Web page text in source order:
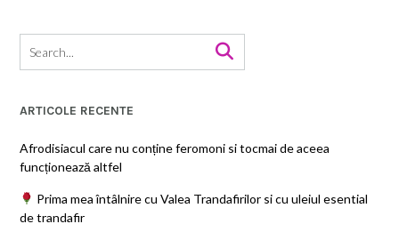
ARTICOLE RECENTE
Afrodisiacul care nu conține feromoni si tocmai de aceea
funcționează altfel
Prima mea întâlnire cu Valea Trandafirilor si cu uleiul esential
de trandafir